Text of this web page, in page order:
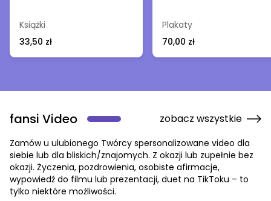
Książki
33,50 zł
Plakaty
70,00 zł
fansi Video zobacz wszystkie
Zamów u ulubionego Twórcy spersonalizowane video dla
siebie lub dla bliskich/znajomych. Z okazji lub zupełnie bez
okazji. Życzenia, pozdrowienia, osobiste afirmacje,
wypowiedź do filmu lub prezentacji, duet na TikToku – to
tylko niektóre możliwości.